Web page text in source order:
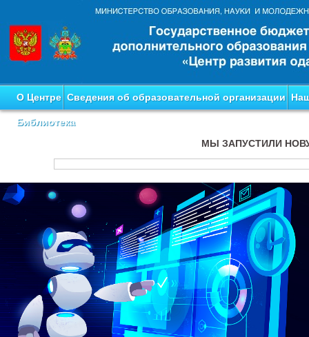
О Центре Сведения об образовательной организации
Библиотека
МЫ ЗАПУСТИЛИ